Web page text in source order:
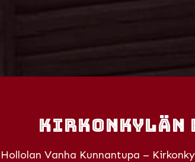
Kirkonkylän
Hollolan Vanha Kunnantupa –